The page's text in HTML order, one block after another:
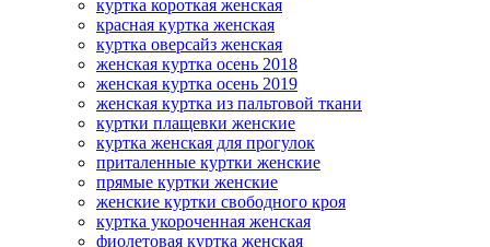
куртка короткая женская
красная куртка женская
куртка оверсайз женская
женская куртка осень 2018
женская куртка осень 2019
женская куртка из пальтовой ткани
куртки плащевки женские
куртка женская для прогулок
приталенные куртки женские
прямые куртки женские
женские куртки свободного кроя
куртка укороченная женская
фиолетовая куртка женская